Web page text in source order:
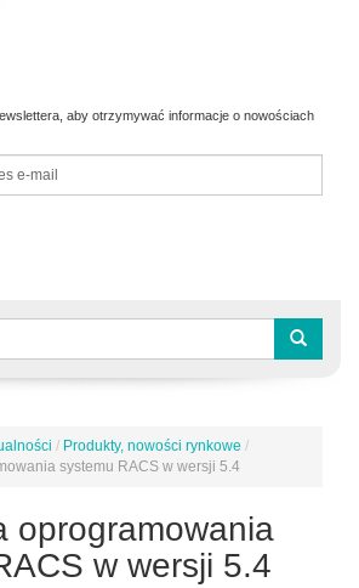
aby otrzymywać informacje o nowościach
/ Produkty, nowości rynkowe /
systemu RACS w wersji 5.4
oprogramowania
w wersji 5.4